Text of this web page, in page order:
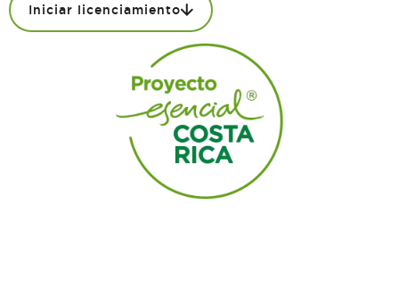
Iniciar licenciamiento